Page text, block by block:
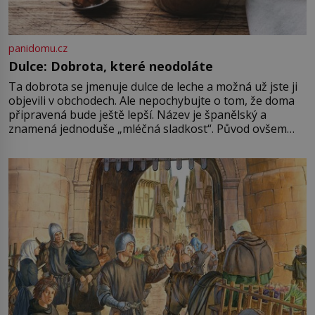
panidomu.cz
Dulce: Dobrota, které neodoláte
Ta dobrota se jmenuje dulce de leche a možná už jste ji
objevili v obchodech. Ale nepochybujte o tom, že doma
připravená bude ještě lepší. Název je španělský a
znamená jednoduše „mléčná sladkost“. Původ ovšem
pře hned několik latinskoamerických zemí a k tomu
Francie, kde se traduje,